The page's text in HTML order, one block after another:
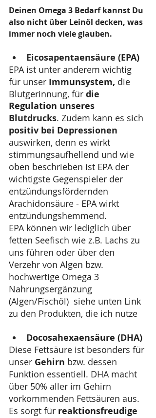
Deinen Omega 3 Bedarf kannst Du
also nicht über Leinöl decken, was
immer noch viele glauben.
Eicosapentaensäure (EPA)
EPA ist unter anderem wichtig
für unser Immunsystem, die
Blutgerinnung, für die
Regulation unseres
Blutdrucks. Zudem kann es sich
positiv bei Depressionen
auswirken, denn es wirkt
stimmungsaufhellend und wie
oben beschrieben ist EPA der
wichtigste Gegenspieler der
entzündungsfördernden
Arachidonsäure - EPA wirkt
entzündungshemmend.
EPA können wir lediglich über
fetten Seefisch wie z.B. Lachs zu
uns führen oder über den
Verzehr von Algen bzw.
hochwertige Omega 3
Nahrungsergänzung
(Algen/Fischöl)  siehe unten Link
zu den Produkten, die ich nutze
Docosahexaensäure (DHA)
Diese Fettsäure ist besonders für
unser Gehirn bzw. dessen
Funktion essentiell. DHA macht
über 50% aller im Gehirn
vorkommenden Fettsäuren aus.
Es sorgt für reaktionsfreudige